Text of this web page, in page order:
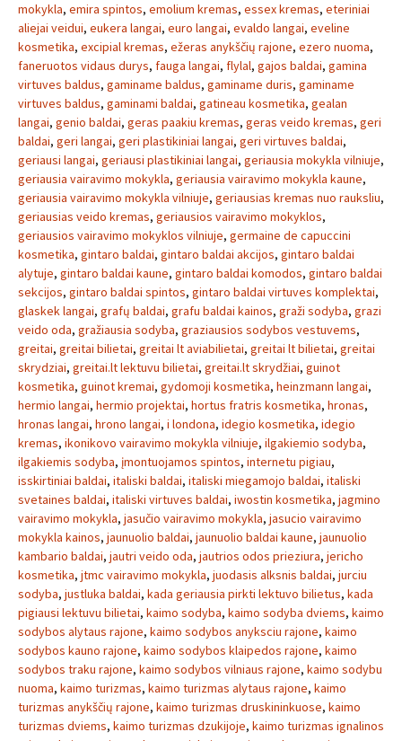
mokykla, emira spintos, emolium kremas, essex kremas, eteriniai
aliejai veidui, eukera langai, euro langai, evaldo langai, eveline
kosmetika, excipial kremas, ežeras anykščių rajone, ezero nuoma,
faneruotos vidaus durys, fauga langai, flylal, gajos baldai, gamina
virtuves baldus, gaminame baldus, gaminame duris, gaminame
virtuves baldus, gaminami baldai, gatineau kosmetika, gealan
langai, genio baldai, geras paakiu kremas, geras veido kremas, geri
baldai, geri langai, geri plastikiniai langai, geri virtuves baldai,
geriausi langai, geriausi plastikiniai langai, geriausia mokykla vilniuje,
geriausia vairavimo mokykla, geriausia vairavimo mokykla kaune,
geriausia vairavimo mokykla vilniuje, geriausias kremas nuo rauksliu,
geriausias veido kremas, geriausios vairavimo mokyklos,
geriausios vairavimo mokyklos vilniuje, germaine de capuccini
kosmetika, gintaro baldai, gintaro baldai akcijos, gintaro baldai
alytuje, gintaro baldai kaune, gintaro baldai komodos, gintaro baldai
sekcijos, gintaro baldai spintos, gintaro baldai virtuves komplektai,
glaskek langai, grafų baldai, grafu baldai kainos, graži sodyba, grazi
veido oda, gražiausia sodyba, graziausios sodybos vestuvems,
greitai, greitai bilietai, greitai lt aviabilietai, greitai lt bilietai, greitai
skrydziai, greitai.lt lektuvu bilietai, greitai.lt skrydžiai, guinot
kosmetika, guinot kremai, gydomoji kosmetika, heinzmann langai,
hermio langai, hermio projektai, hortus fratris kosmetika, hronas,
hronas langai, hrono langai, i londona, idegio kosmetika, idegio
kremas, ikonikovo vairavimo mokykla vilniuje, ilgakiemio sodyba,
ilgakiemis sodyba, įmontuojamos spintos, internetu pigiau,
isskirtiniai baldai, italiski baldai, italiski miegamojo baldai, italiski
svetaines baldai, italiski virtuves baldai, iwostin kosmetika, jagmino
vairavimo mokykla, jasučio vairavimo mokykla, jasucio vairavimo
mokykla kainos, jaunuolio baldai, jaunuolio baldai kaune, jaunuolio
kambario baldai, jautri veido oda, jautrios odos prieziura, jericho
kosmetika, jtmc vairavimo mokykla, juodasis alksnis baldai, jurciu
sodyba, justluka baldai, kada geriausia pirkti lektuvo bilietus, kada
pigiausi lektuvu bilietai, kaimo sodyba, kaimo sodyba dviems, kaimo
sodybos alytaus rajone, kaimo sodybos anyksciu rajone, kaimo
sodybos kauno rajone, kaimo sodybos klaipedos rajone, kaimo
sodybos traku rajone, kaimo sodybos vilniaus rajone, kaimo sodybu
nuoma, kaimo turizmas, kaimo turizmas alytaus rajone, kaimo
turizmas anykščių rajone, kaimo turizmas druskininkuose, kaimo
turizmas dviems, kaimo turizmas dzukijoje, kaimo turizmas ignalinos